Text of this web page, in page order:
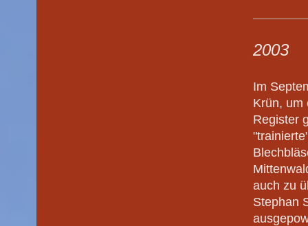
2003
Im
Krün, um
Register
auch zu
Stephan